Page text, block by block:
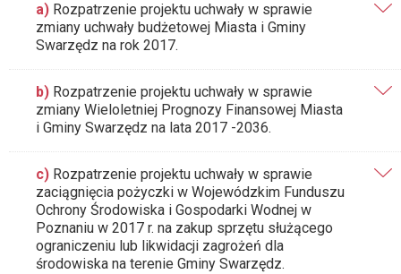
a) Rozpatrzenie projektu uchwały w sprawie
zmiany uchwały budżetowej Miasta i Gminy
Swarzędz na rok 2017.
b) Rozpatrzenie projektu uchwały w sprawie
zmiany Wieloletniej Prognozy Finansowej Miasta
i Gminy Swarzędz na lata 2017 -2036.
c) Rozpatrzenie projektu uchwały w sprawie
zaciągnięcia pożyczki w Wojewódzkim Funduszu
Ochrony Środowiska i Gospodarki Wodnej w
Poznaniu w 2017 r. na zakup sprzętu służącego
ograniczeniu lub likwidacji zagrożeń dla
środowiska na terenie Gminy Swarzędz.